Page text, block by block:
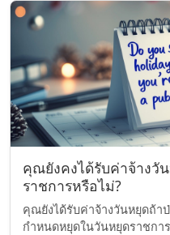
คุณยังคงได้รับค่าจ้าง
ราชการหรือไม่?
คุณยังได้รับค่าจ้างวันหยุดถ้า
กำหนดหยุดในวันหยุดราชก